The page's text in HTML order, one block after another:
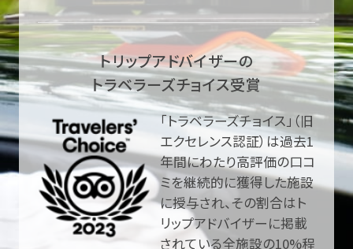
トリップアドバイザーの
トラベラーズチョイス受賞
「トラベラーズチョイス」（旧
エクセレンス認証）は過去1
年間にわたり高評価の口コ
ミを継続的に獲得した施設
に授与され、その割合はト
リップアドバイザーに掲載
されている全施設の10%程